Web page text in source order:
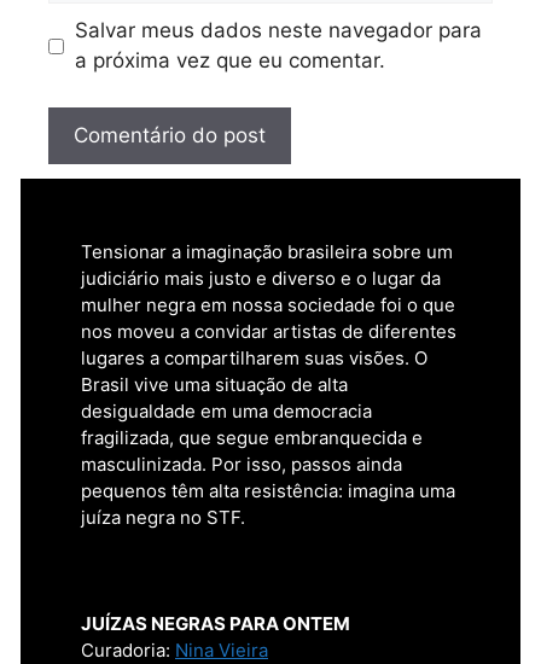
Salvar meus dados neste navegador para
a próxima vez que eu comentar.
Tensionar a imaginação brasileira sobre um
judiciário mais justo e diverso e o lugar da
mulher negra em nossa sociedade foi o que
nos moveu a convidar artistas de diferentes
lugares a compartilharem suas visões. O
Brasil vive uma situação de alta
desigualdade em uma democracia
fragilizada, que segue embranquecida e
masculinizada. Por isso, passos ainda
pequenos têm alta resistência: imagina uma
juíza negra no STF.
JUÍZAS NEGRAS PARA ONTEM
Curadoria: Nina Vieira